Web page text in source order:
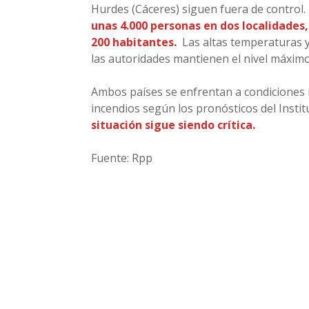
Hurdes (Cáceres) siguen fuera de control.
unas 4.000 personas en dos
200 habitantes. Las altas temperaturas
las autoridades mantienen el nivel
Ambos países se enfrentan a
incendios según los pronósticos del
situación sigue siendo crítica.
Fuente: Rpp